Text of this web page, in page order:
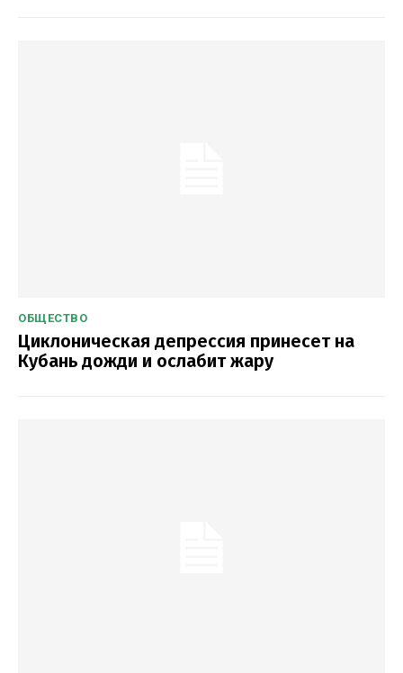
ОБЩЕСТВО
Циклоническая депрессия принесет на
Кубань дожди и ослабит жару